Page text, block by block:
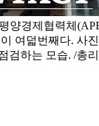
양경제협력체
여덟번째다. 사
검하는 모습. /총